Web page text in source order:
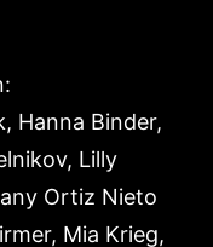
Hanna Binder,
Lilly
Ortiz Nieto
Mia Krieg,